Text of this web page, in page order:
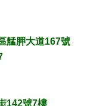
艋胛大道167號
142號7樓